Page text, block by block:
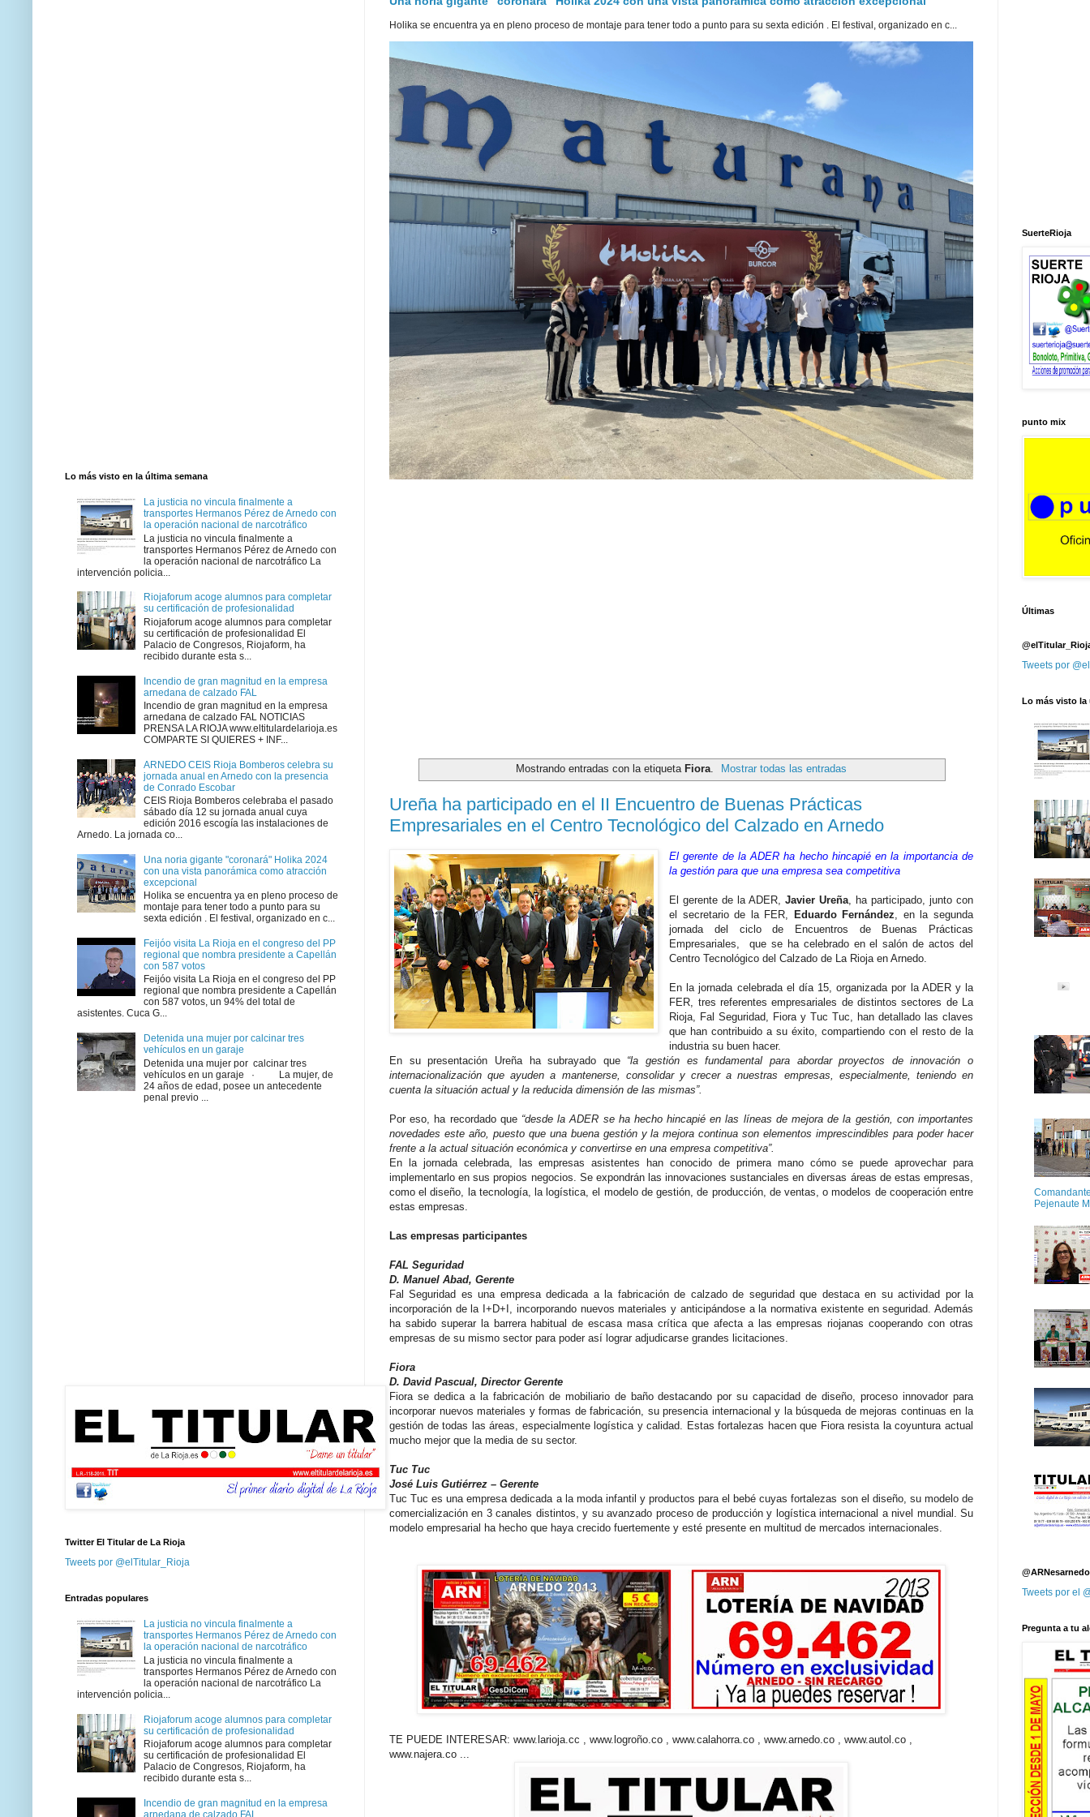
Holika se encuentra ya en pleno proceso de montaje para tener todo a punto para su sexta edición . El festival, organizado en c...
Mostrando entradas con la etiqueta Fiora. Mostrar todas las entradas
Ureña ha participado en el II Encuentro de Buenas Prácticas
Empresariales en el Centro Tecnológico del Calzado en Arnedo
El gerente de la ADER ha hecho hincapié en la importancia de
la gestión para que una empresa sea competitiva
El gerente de la ADER,Javier Ureña, ha participado, junto con
el secretario de la FER,
Eduardo Fernández, en la segunda
jornada del ciclo de Encuentros de Buenas Prácticas
Empresariales, que se ha celebrado en el salón de actos del
Centro Tecnológico del Calzado de La Rioja en Arnedo.
En la jornada celebrada el día 15, organizada por la ADER y la
FER, tres referentes empresariales de distintos sectores de La
Rioja, Fal Seguridad, Fiora y Tuc Tuc, han detallado las claves
que han contribuido a su éxito, compartiendo con el resto de la
industria su buen hacer.
En su presentación Ureña ha subrayado que “la gestión es fundamental para abordar proyectos de innovación o
internacionalización que ayuden a mantenerse, consolidar y crecer a nuestras empresas, especialmente, teniendo en
cuenta la situación actual y la reducida dimensión de las mismas”.
Por eso, ha recordado que “desde la ADER se ha hecho hincapié en las líneas de mejora de la gestión, con importantes
novedades este año, puesto que una buena gestión y la mejora continua son elementos imprescindibles para poder hacer
frente a la actual situación económica y convertirse en una empresa competitiva”.
En la jornada celebrada, las empresas asistentes han conocido de primera mano cómo se puede aprovechar para
implementarlo en sus propios negocios. Se expondrán las innovaciones sustanciales en diversas áreas de estas empresas,
como el diseño, la tecnología, la logística, el modelo de gestión, de producción, de ventas, o modelos de cooperación entre
estas empresas.
Las empresas participantes
FAL Seguridad
D. Manuel Abad, Gerente
Fal Seguridad es una empresa dedicada a la fabricación de calzado de seguridad que destaca en su actividad por la
incorporación de la I+D+I, incorporando nuevos materiales y anticipándose a la normativa existente en seguridad. Además
ha sabido superar la barrera habitual de escasa masa crítica que afecta a las empresas riojanas cooperando con otras
empresas de su mismo sector para poder así lograr adjudicarse grandes licitaciones.
Fiora
D. David Pascual, Director Gerente
Fiora se dedica a la fabricación de mobiliario de baño destacando por su capacidad de diseño, proceso innovador para
incorporar nuevos materiales y formas de fabricación, su presencia internacional y la búsqueda de mejoras continuas en la
gestión de todas las áreas, especialmente logística y calidad. Estas fortalezas hacen que Fiora resista la coyuntura actual
mucho mejor que la media de su sector.
Tuc Tuc
José Luis Gutiérrez – Gerente
Tuc Tuc es una empresa dedicada a la moda infantil y productos para el bebé cuyas fortalezas son el diseño, su modelo de
comercialización en 3 canales distintos, y su avanzado proceso de producción y logística internacional a nivel mundial. Su
modelo empresarial ha hecho que haya crecido fuertemente y esté presente en multitud de mercados internacionales.
TE PUEDE INTERESAR: www.larioja.cc , www.logroño.co , www.calahorra.co , www.arnedo.co , www.autol.co ,
www.najera.co ...
Lo más visto en la última semana
La justicia no vincula finalmente a
transportes Hermanos Pérez de Arnedo con
la operación nacional de narcotráfico
La justicia no vincula finalmente a
transportes Hermanos Pérez de Arnedo con
la operación nacional de narcotráfico La
intervención policia...
Riojaforum acoge alumnos para completar
su certificación de profesionalidad
Riojaforum acoge alumnos para completar
su certificación de profesionalidad El
Palacio de Congresos, Riojaform, ha
recibido durante esta s...
Incendio de gran magnitud en la empresa
arnedana de calzado FAL
Incendio de gran magnitud en la empresa
arnedana de calzado FAL NOTICIAS
PRENSA LA RIOJA www.eltitulardelarioja.es
COMPARTE SI QUIERES + INF...
ARNEDO CEIS Rioja Bomberos celebra su
jornada anual en Arnedo con la presencia
de Conrado Escobar
CEIS Rioja Bomberos celebraba el pasado
sábado día 12 su jornada anual cuya
edición 2016 escogía las instalaciones de
Arnedo. La jornada co...
Una noria gigante "coronará" Holika 2024
con una vista panorámica como atracción
excepcional
Holika se encuentra ya en pleno proceso de
montaje para tener todo a punto para su
sexta edición . El festival, organizado en c...
Feijóo visita La Rioja en el congreso del PP
regional que nombra presidente a Capellán
con 587 votos
Feijóo visita La Rioja en el congreso del PP
regional que nombra presidente a Capellán
con 587 votos, un 94% del total de
asistentes. Cuca G...
Detenida una mujer por calcinar tres
vehículos en un garaje
Detenida una mujer por calcinar tres
vehículos en un garaje · La mujer, de
24 años de edad, posee un antecedente
penal previo ...
Twitter El Titular de La Rioja
Tweets por @elTitular_Rioja
Entradas populares
La justicia no vincula finalmente a
transportes Hermanos Pérez de Arnedo con
la operación nacional de narcotráfico
La justicia no vincula finalmente a
transportes Hermanos Pérez de Arnedo con
la operación nacional de narcotráfico La
intervención policia...
Riojaforum acoge alumnos para completar
su certificación de profesionalidad
Riojaforum acoge alumnos para completar
su certificación de profesionalidad El
Palacio de Congresos, Riojaform, ha
recibido durante esta s...
Incendio de gran magnitud en la empresa
arnedana de calzado FAL
SuerteRioja
punto mix
Últimas
Tweets por
Lo más visto la
Pejenaute
@ARNesarnedo
Tweets por el
Pregunta a tu